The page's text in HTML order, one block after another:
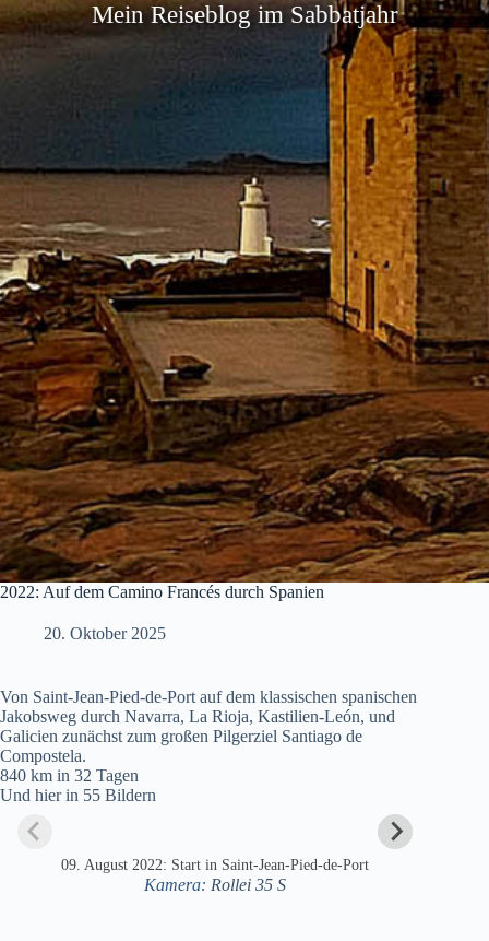
2022: Auf dem Camino Francés durch Spanien
20. Oktober 2025
Von Saint-Jean-Pied-de-Port auf dem klassischen spanischen
Jakobsweg durch Navarra, La Rioja, Kastilien-León, und
Galicien zunächst zum großen Pilgerziel Santiago de
Compostela.
840 km in 32 Tagen
Und hier in 55 Bildern
09. August 2022: Start in Saint-Jean-Pied-de-Port
Kamera: Rollei 35 S
Mein Reiseblog im Sabbatjahr